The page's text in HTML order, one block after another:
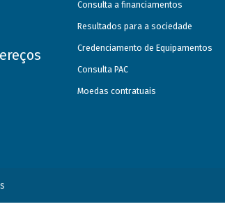
Consulta a financiamentos
Resultados para a sociedade
Credenciamento de Equipamentos
Consulta PAC
Moedas contratuais